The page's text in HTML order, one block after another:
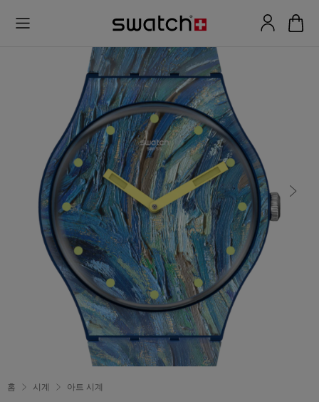
홈 시계 아트 시계